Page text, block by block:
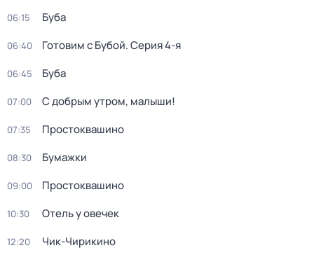
06:15 Буба
06:40 Готовим с Бубой. Серия 4-я
06:45 Буба
07:00 С добрым утром, малыши!
07:35 Простоквашино
08:30 Бумажки
09:00 Простоквашино
10:30 Отель у овечек
12:20 Чик-Чирикино